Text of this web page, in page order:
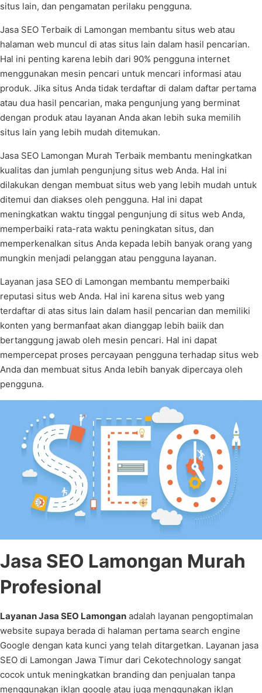
situs lain, dan pengamatan perilaku pengguna.
Jasa SEO Terbaik di Lamongan membantu situs web atau
halaman web muncul di atas situs lain dalam hasil pencarian.
Hal ini penting karena lebih dari 90% pengguna internet
menggunakan mesin pencari untuk mencari informasi atau
produk. Jika situs Anda tidak terdaftar di dalam daftar pertama
atau dua hasil pencarian, maka pengunjung yang berminat
dengan produk atau layanan Anda akan lebih suka memilih
situs lain yang lebih mudah ditemukan.
Jasa SEO Lamongan Murah Terbaik membantu meningkatkan
kualitas dan jumlah pengunjung situs web Anda. Hal ini
dilakukan dengan membuat situs web yang lebih mudah untuk
ditemui dan diakses oleh pengguna. Hal ini dapat
meningkatkan waktu tinggal pengunjung di situs web Anda,
memperbaiki rata-rata waktu peningkatan situs, dan
memperkenalkan situs Anda kepada lebih banyak orang yang
mungkin menjadi pelanggan atau pengguna layanan.
Layanan jasa SEO di Lamongan membantu memperbaiki
reputasi situs web Anda. Hal ini karena situs web yang
terdaftar di atas situs lain dalam hasil pencarian dan memiliki
konten yang bermanfaat akan dianggap lebih baiik dan
bertanggung jawab oleh mesin pencari. Hal ini dapat
mempercepat proses percayaan pengguna terhadap situs web
Anda dan membuat situs Anda lebih banyak dipercaya oleh
pengguna.
Jasa SEO Lamongan Murah
Profesional
Layanan Jasa SEO Lamongan adalah layanan pengoptimalan
website supaya berada di halaman pertama search engine
Google dengan kata kunci yang telah ditargetkan. Layanan jasa
SEO di Lamongan Jawa Timur dari Cekotechnology sangat
cocok untuk meningkatkan branding dan penjualan tanpa
menggunakan iklan google atau juga menggunakan iklan